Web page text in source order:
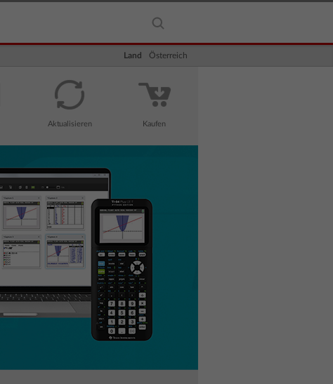
Land Österreich
Aktualisieren Kaufen